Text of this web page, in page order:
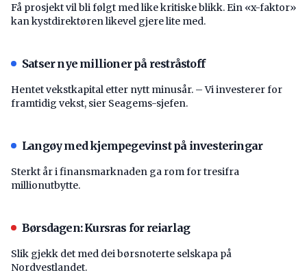
Få prosjekt vil bli følgt med like kritiske blikk. Ein «x-faktor»
kan kystdirektøren likevel gjere lite med.
Satser nye millioner på restråstoff
Hentet vekstkapital etter nytt minusår. – Vi investerer for
framtidig vekst, sier Seagems-sjefen.
Langøy med kjempegevinst på investeringar
Sterkt år i finansmarknaden ga rom for tresifra
millionutbytte.
Børsdagen: Kursras for reiarlag
Slik gjekk det med dei børsnoterte selskapa på
Nordvestlandet.